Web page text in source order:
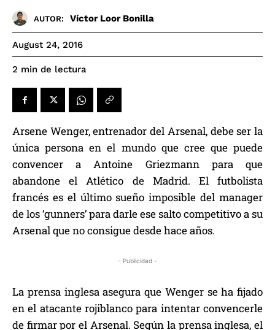
AUTOR: Víctor Loor Bonilla
August 24, 2016
2 min de lectura
Arsene Wenger, entrenador del Arsenal, debe ser la
única persona en el mundo que cree que puede
convencer a Antoine Griezmann para que
abandone el Atlético de Madrid. El futbolista
francés es el último sueño imposible del manager
de los ‘gunners’ para darle ese salto competitivo a su
Arsenal que no consigue desde hace años.
- Publicidad -
La prensa inglesa asegura que Wenger se ha fijado
en el atacante rojiblanco para intentar convencerle
de firmar por el Arsenal. Según la prensa inglesa, el